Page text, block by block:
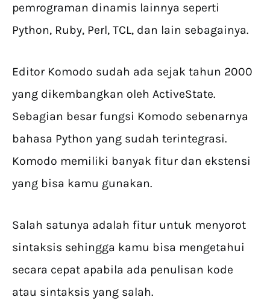
pemrograman dinamis lainnya seperti
Python, Ruby, Perl, TCL, dan lain sebagainya.
Editor Komodo sudah ada sejak tahun 2000
yang dikembangkan oleh ActiveState.
Sebagian besar fungsi Komodo sebenarnya
bahasa Python yang sudah terintegrasi.
Komodo memiliki banyak fitur dan ekstensi
yang bisa kamu gunakan.
Salah satunya adalah fitur untuk menyorot
sintaksis sehingga kamu bisa mengetahui
secara cepat apabila ada penulisan kode
atau sintaksis yang salah.